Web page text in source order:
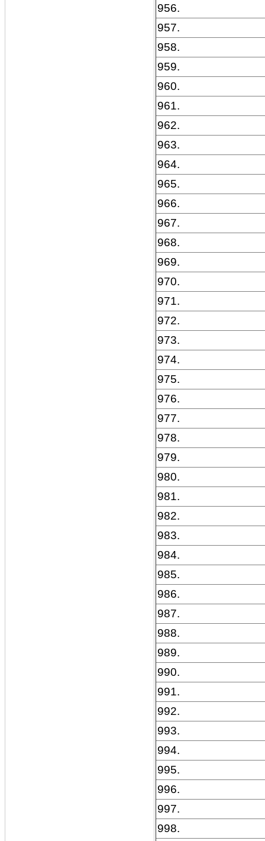
956.
957.
958.
959.
960.
961.
962.
963.
964.
965.
966.
967.
968.
969.
970.
971.
972.
973.
974.
975.
976.
977.
978.
979.
980.
981.
982.
983.
984.
985.
986.
987.
988.
989.
990.
991.
992.
993.
994.
995.
996.
997.
998.